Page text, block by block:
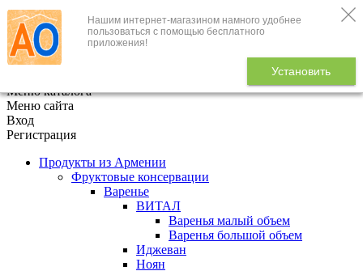
Нашим интернет-магазином намного удобнее
пользоваться с помощью бесплатного
приложения!
Установить
+7 (495) 646-888-1
В корзине
Меню каталога
Меню сайта
Вход
Регистрация
Продукты из Армении
Фруктовые консервации
Варенье
ВИТАЛ
Варенья малый объем
Варенья большой объем
Иджеван
Ноян